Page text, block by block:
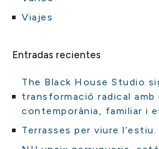
Viajes
Entradas recientes
The Black House Studio
transformació radical
contemporània, familiar i
Terrasses per viure